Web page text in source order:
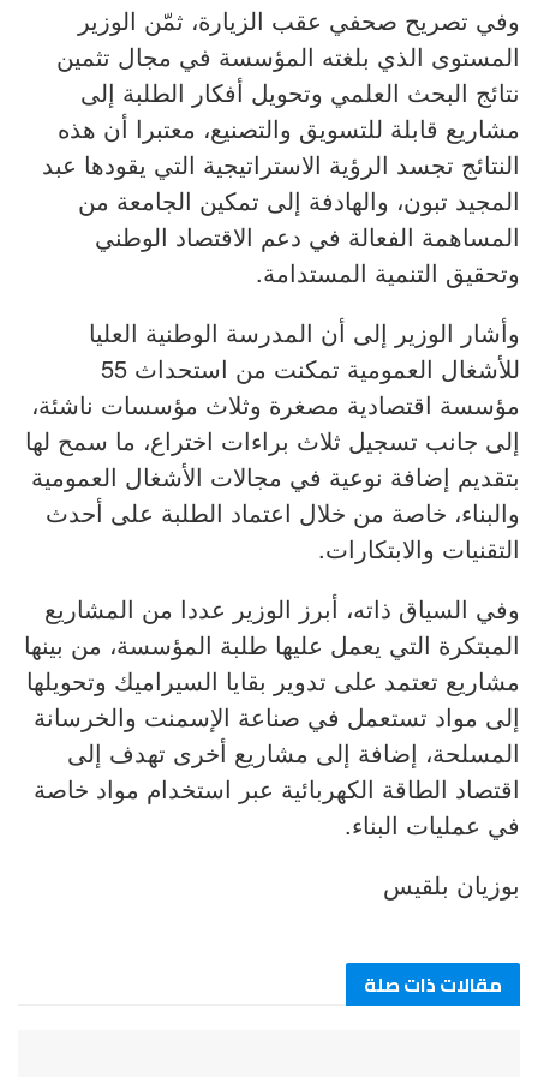
وفي تصريح صحفي عقب الزيارة، ثمّن الوزير
المستوى الذي بلغته المؤسسة في مجال تثمين
نتائج البحث العلمي وتحويل أفكار الطلبة إلى
مشاريع قابلة للتسويق والتصنيع، معتبرا أن هذه
النتائج تجسد الرؤية الاستراتيجية التي يقودها عبد
المجيد تبون، والهادفة إلى تمكين الجامعة من
المساهمة الفعالة في دعم الاقتصاد الوطني
وتحقيق التنمية المستدامة.
وأشار الوزير إلى أن المدرسة الوطنية العليا
للأشغال العمومية تمكنت من استحداث 55
مؤسسة اقتصادية مصغرة وثلاث مؤسسات ناشئة،
إلى جانب تسجيل ثلاث براءات اختراع، ما سمح لها
بتقديم إضافة نوعية في مجالات الأشغال العمومية
والبناء، خاصة من خلال اعتماد الطلبة على أحدث
التقنيات والابتكارات.
وفي السياق ذاته، أبرز الوزير عددا من المشاريع
المبتكرة التي يعمل عليها طلبة المؤسسة، من بينها
مشاريع تعتمد على تدوير بقايا السيراميك وتحويلها
إلى مواد تستعمل في صناعة الإسمنت والخرسانة
المسلحة، إضافة إلى مشاريع أخرى تهدف إلى
اقتصاد الطاقة الكهربائية عبر استخدام مواد خاصة
في عمليات البناء.
بوزيان بلقيس
مقالات ذات صلة